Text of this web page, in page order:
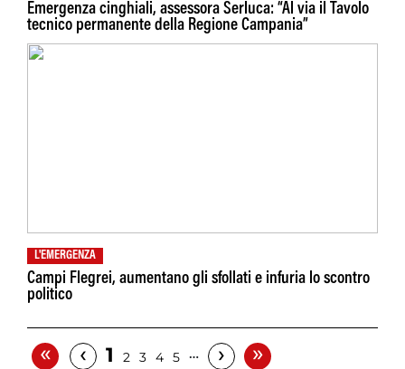
Emergenza cinghiali, assessora Serluca: “Al via il Tavolo
tecnico permanente della Regione Campania”
L'EMERGENZA
Campi Flegrei, aumentano gli sfollati e infuria lo scontro
politico
« ‹ 1 2 3 4 5 … › »